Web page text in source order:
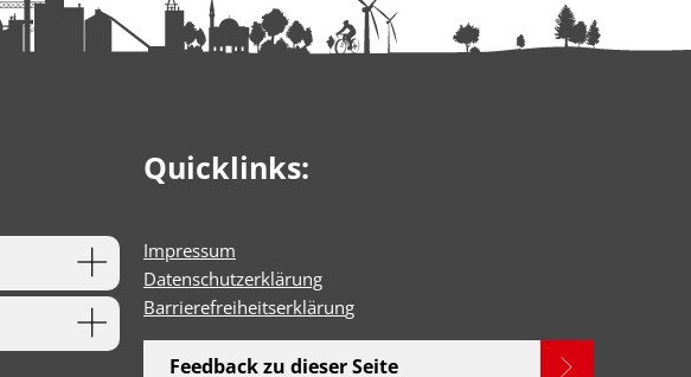
Quicklinks:
Impressum
Datenschutzerklärung
Barrierefreiheitserklärung
Feedback zu dieser Seite